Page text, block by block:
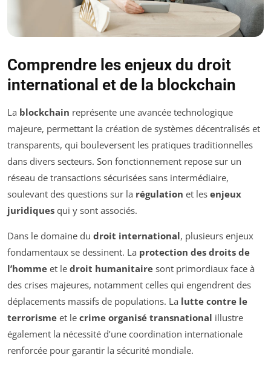
Comprendre les enjeux du droit
international et de la blockchain
La blockchain représente une avancée technologique
majeure, permettant la création de systèmes décentralisés et
transparents, qui bouleversent les pratiques traditionnelles
dans divers secteurs. Son fonctionnement repose sur un
réseau de transactions sécurisées sans intermédiaire,
soulevant des questions sur la régulation et les enjeux
juridiques qui y sont associés.
Dans le domaine du droit international, plusieurs enjeux
fondamentaux se dessinent. La protection des droits de
l’homme et le droit humanitaire sont primordiaux face à
des crises majeures, notamment celles qui engendrent des
déplacements massifs de populations. La lutte contre le
terrorisme et le crime organisé transnational illustre
également la nécessité d’une coordination internationale
renforcée pour garantir la sécurité mondiale.